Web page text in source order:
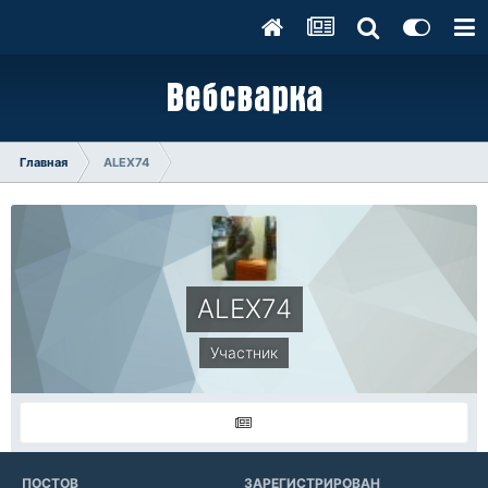
Главная ALEX74
ALEX74
Участник
ПОСТОВ ЗАРЕГИСТРИРОВАН